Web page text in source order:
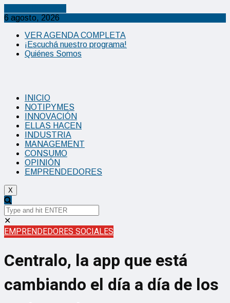
6 agosto, 2026
VER AGENDA COMPLETA
¡Escuchá nuestro programa!
Quiénes Somos
INICIO
NOTIPYMES
INNOVACIÓN
ELLAS HACEN
INDUSTRIA
MANAGEMENT
CONSUMO
OPINIÓN
EMPRENDEDORES
X
✕
EMPRENDEDORES SOCIALES
Centralo, la app que está
cambiando el día a día de los